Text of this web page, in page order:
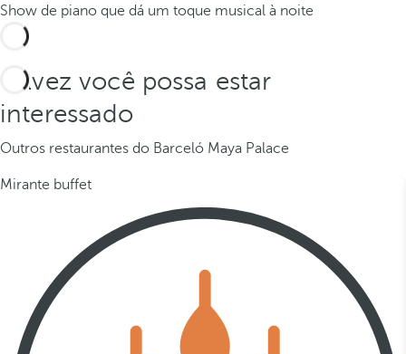
Show de piano que dá um toque musical à noite
Talvez você possa estar
interessado
Outros restaurantes do Barceló Maya Palace
Mirante buffet